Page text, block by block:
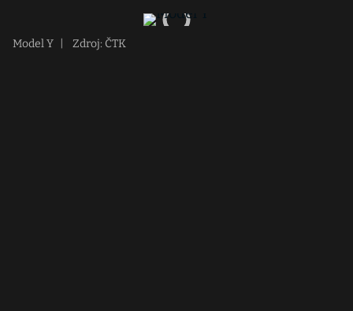
Model Y Zdroj: ČTK